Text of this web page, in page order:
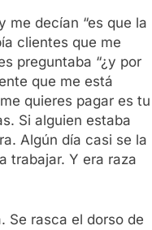
me decían “es que la
clientes que me
preguntaba “¿y por
que me está
quieres pagar es tu
Si alguien estaba
Algún día casi se la
trabajar. Y era raza
Se rasca el dorso de